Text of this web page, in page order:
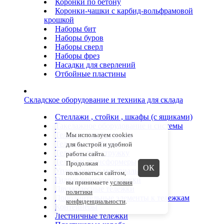
Коронки-чашки с карбид-вольфрамовой
крошкой
Наборы бит
Наборы буров
Наборы сверл
Наборы фрез
Насадки для сверлений
Отбойные пластины
Складское оборудование и техника для склада
Стеллажи , стойки , шкафы (с ящиками)
Такелажное оборудование и системы
Тележки для баллонов
Тележки для бочек
Тележки под стружку
Тележки трансформеры
Упаковочные материалы
Гидравлические тележки
Двухколесные тележки
Дополнительные элементы к тележкам
Контейнеры
Лестничные тележки
Мы используем cookies
для быстрой и удобной
работы сайта.
Продолжая
пользоваться сайтом,
вы принимаете условия
политики
конфиденциальности.
ОК